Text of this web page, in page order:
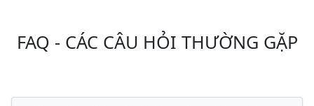
FAQ - CÁC CÂU HỎI THƯỜNG GẶP